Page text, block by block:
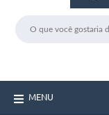
MENU